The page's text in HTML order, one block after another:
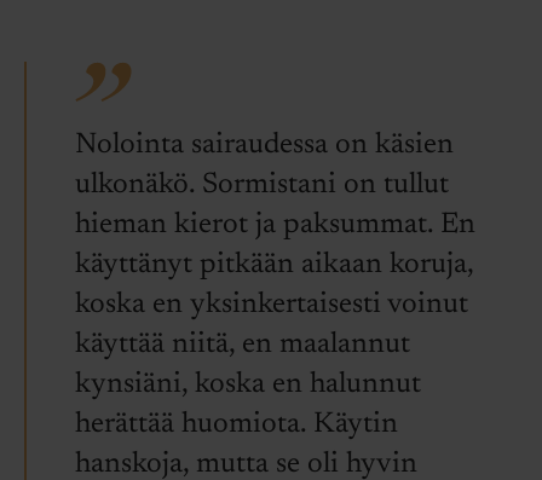
Nolointa sairaudessa on käsien
ulkonäkö. Sormistani on tullut
hieman kierot ja paksummat. En
käyttänyt pitkään aikaan koruja,
koska en yksinkertaisesti voinut
käyttää niitä, en maalannut
kynsiäni, koska en halunnut
herättää huomiota. Käytin
hanskoja, mutta se oli hyvin